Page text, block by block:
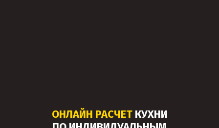
ОНЛАЙН РАСЧЕТКУХНИ